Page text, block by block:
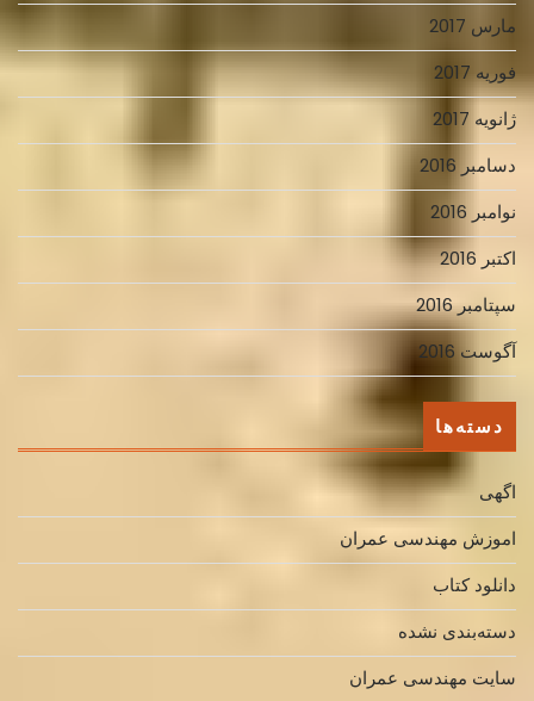
مارس 2017
فوریه 2017
ژانویه 2017
دسامبر 2016
نوامبر 2016
اکتبر 2016
سپتامبر 2016
آگوست 2016
دسته‌ها
اگهی
اموزش مهندسی عمران
دانلود کتاب
دسته‌بندی نشده
سایت مهندسی عمران